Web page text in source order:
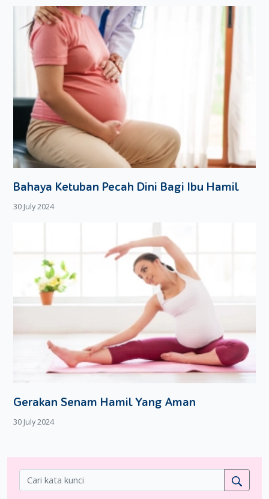
Bahaya Ketuban Pecah Dini Bagi Ibu Hamil
30 July 2024
Gerakan Senam Hamil Yang Aman
30 July 2024